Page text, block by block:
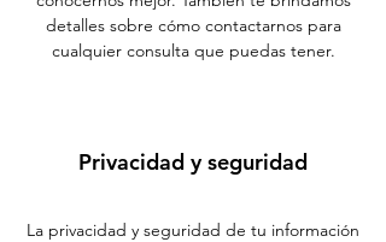
detalles sobre cómo contactarnos para
cualquier consulta que puedas tener.
Privacidad y seguridad
La privacidad y seguridad de tu información